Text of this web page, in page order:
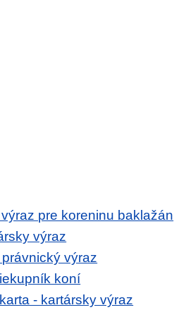
pre koreninu baklažán
výraz
výraz
koní
- kartársky výraz